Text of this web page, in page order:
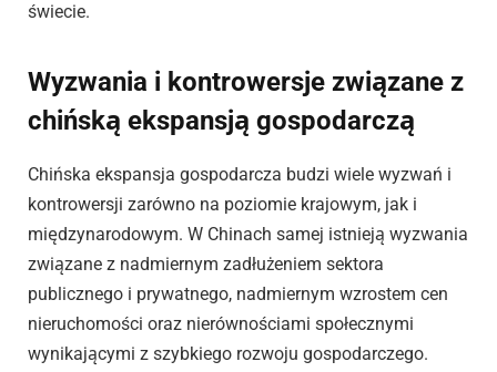
świecie.
Wyzwania i kontrowersje związane z
chińską ekspansją gospodarczą
Chińska ekspansja gospodarcza budzi wiele wyzwań i
kontrowersji zarówno na poziomie krajowym, jak i
międzynarodowym. W Chinach samej istnieją wyzwania
związane z nadmiernym zadłużeniem sektora
publicznego i prywatnego, nadmiernym wzrostem cen
nieruchomości oraz nierównościami społecznymi
wynikającymi z szybkiego rozwoju gospodarczego.